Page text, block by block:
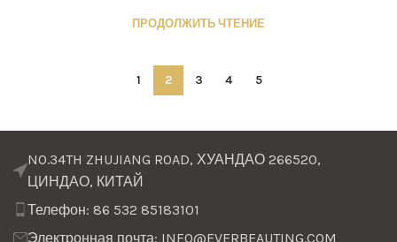
ПРОДОЛЖИТЬ ЧТЕНИЕ
1 2 3 4 5
NO.34TH ZHUJIANG ROAD, ХУАНДАО 266520,
ЦИНДАО, КИТАЙ
Телефон: 86 532 85183101
Электронная почта: INFO@EVERBEAUTING.COM